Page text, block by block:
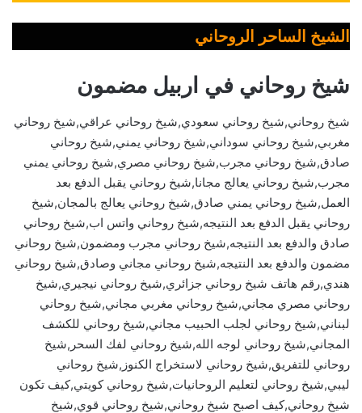
الشيخ الساحر الروحاني
شيخ روحاني في اربيل مضمون
شيخ روحاني,شيخ روحاني سعودي,شيخ روحاني عراقي,شيخ روحاني
مغربي,شيخ روحاني سوداني,شيخ روحاني يمني,شيخ روحاني
صادق,شيخ روحاني مجرب,شيخ روحاني مصري,شيخ روحاني يمني
مجرب,شيخ روحاني يعالج مجانا,شيخ روحاني يقبل الدفع بعد
العمل,شيخ روحاني يمني صادق,شيخ روحاني يعالج بالمجان,شيخ
روحاني يقبل الدفع بعد النتيجه,شيخ روحاني واتس اب,شيخ روحاني
صادق والدفع بعد النتيجه,شيخ روحاني مجرب ومضمون,شيخ روحاني
مضمون والدفع بعد النتيجه,شيخ روحاني مجاني وصادق,شيخ روحاني
هندي,رقم هاتف شيخ روحاني جزائري,شيخ روحاني نيجيري,شيخ
روحاني مصري مجاني,شيخ روحاني مغربي مجاني,شيخ روحاني
لبناني,شيخ روحاني لجلب الحبيب مجاني,شيخ روحاني للكشف
المجاني,شيخ روحاني لوجه الله,شيخ روحاني لفك السحر,شيخ
روحاني للتفريق,شيخ روحاني لاستخراج الكنوز,شيخ روحاني
ليبي,شيخ روحاني لتعليم الروحانيات,شيخ روحاني كويتي,كيف تكون
شيخ روحاني,كيف اصبح شيخ روحاني,شيخ روحاني قوي,شيخ